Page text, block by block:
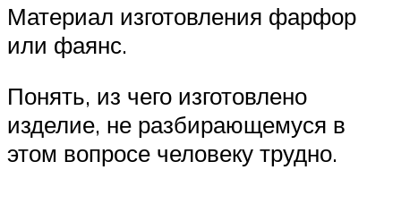
Материал изготовления фарфор
или фаянс.
Понять, из чего изготовлено
изделие, не разбирающемуся в
этом вопросе человеку трудно.